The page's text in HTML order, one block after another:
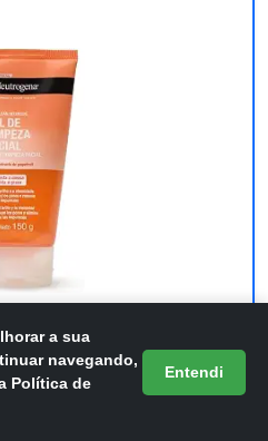
Neutrogena Deep
150g
a sua
navegando,
Política de
Entendi